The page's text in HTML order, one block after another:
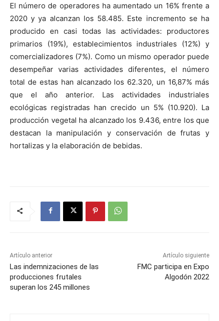
El número de operadores ha aumentado un 16% frente a
2020 y ya alcanzan los 58.485. Este incremento se ha
producido en casi todas las actividades: productores
primarios (19%), establecimientos industriales (12%) y
comercializadores (7%). Como un mismo operador puede
desempeñar varias actividades diferentes, el número
total de estas han alcanzado los 62.320, un 16,87% más
que el año anterior. Las actividades industriales
ecológicas registradas han crecido un 5% (10.920). La
producción vegetal ha alcanzado los 9.436, entre los que
destacan la manipulación y conservación de frutas y
hortalizas y la elaboración de bebidas.
Artículo anterior
Las indemnizaciones de las
producciones frutales
superan los 245 millones
Artículo siguiente
FMC participa en Expo
Algodón 2022